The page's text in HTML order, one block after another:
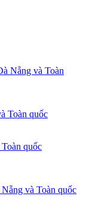
Nẵng và Toàn
Toàn quốc
quốc
và Toàn quốc